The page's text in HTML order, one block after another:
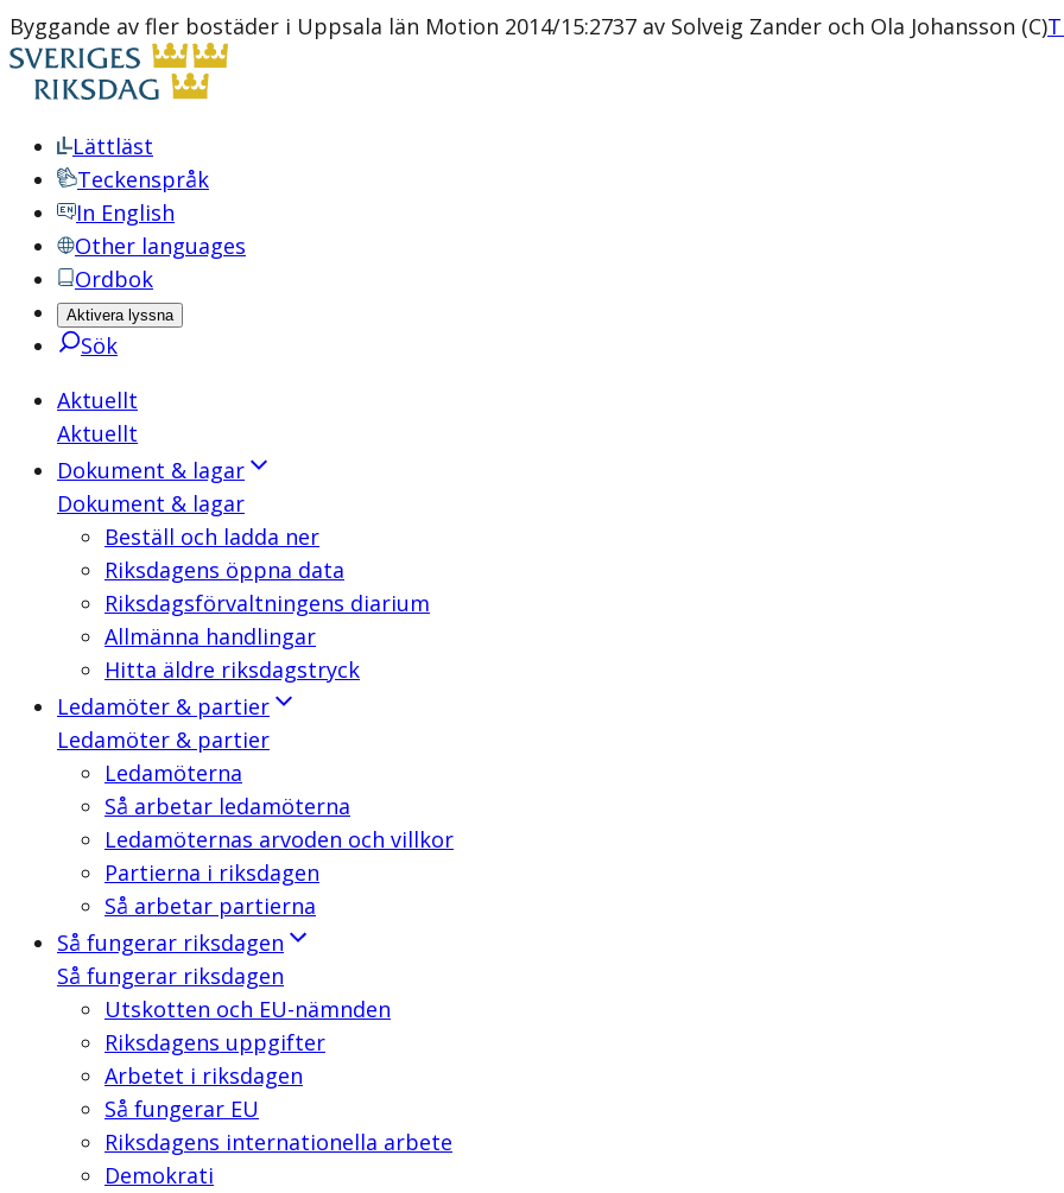
Byggande av fler bostäder i Uppsala län Motion 2014/15:2737 av Solveig Zander och Ola Johansson (C)
Lättläst
Teckenspråk
In English
Other languages
Ordbok
Aktivera lyssna
Sök
Aktuellt
Aktuellt
Dokument & lagar
Dokument & lagar
Beställ och ladda ner
Riksdagens öppna data
Riksdagsförvaltningens diarium
Allmänna handlingar
Hitta äldre riksdagstryck
Ledamöter & partier
Ledamöter & partier
Ledamöterna
Så arbetar ledamöterna
Ledamöternas arvoden och villkor
Partierna i riksdagen
Så arbetar partierna
Så fungerar riksdagen
Så fungerar riksdagen
Utskotten och EU-nämnden
Riksdagens uppgifter
Arbetet i riksdagen
Så fungerar EU
Riksdagens internationella arbete
Demokrati